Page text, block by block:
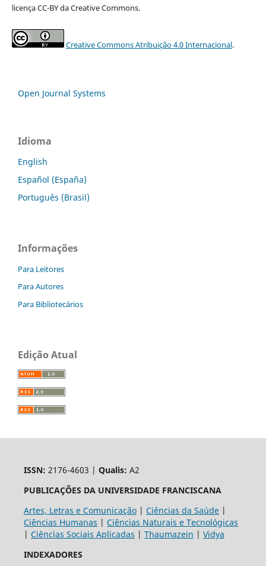
licença CC-BY da Creative Commons.
Creative Commons Atribuição 4.0 Internacional.
Open Journal Systems
Idioma
English
Español (España)
Português (Brasil)
Informações
Para Leitores
Para Autores
Para Bibliotecários
Edição Atual
ISSN: 2176-4603 | Qualis: A2
PUBLICAÇÕES DA UNIVERSIDADE FRANCISCANA
Artes, Letras e Comunicação| Ciências da Saúde|
Ciências Humanas | Ciências Naturais e Tecnológicas
| Ciências Sociais Aplicadas | Thaumazein | Vidya
INDEXADORES